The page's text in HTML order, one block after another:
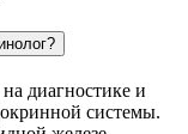
диагностике и
системы.